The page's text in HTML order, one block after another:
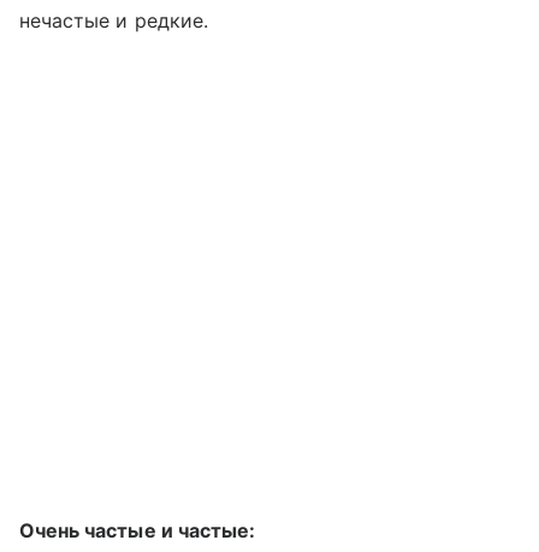
нечастые и редкие.
Очень частые и частые: